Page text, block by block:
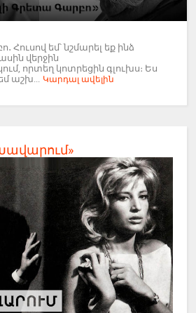
Հուսով եմ՝ նշմարել եք ինձ
վերջին
որտեղ կոտրեցին գլուխս։ Ես
աշխ...
Կարդալ ավելին